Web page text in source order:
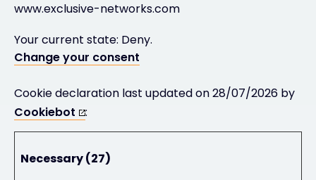
www.exclusive-networks.com
Your current state: Deny.
Change your consent
Cookie declaration last updated on 28/07/2026 by
Cookiebot
:
Necessary (27)